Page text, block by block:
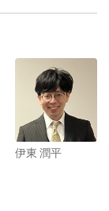
伊東 潤平